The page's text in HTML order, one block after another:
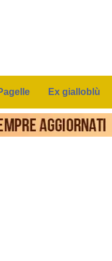
Ex gialloblù